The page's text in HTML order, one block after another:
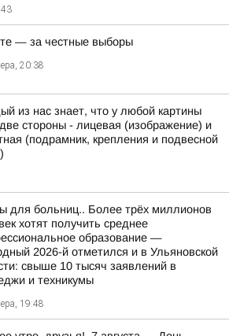
— за честные выборы
20:38
из нас знает, что у любой картины
стороны - лицевая (изображение) и
(подрамник, крепления и подвесной
для больниц.. Более трёх миллионов
хотят получить среднее
образование —
2026-й отметился и в Ульяновской
свыше 10 тысяч заявлений в
и техникумы
19:48